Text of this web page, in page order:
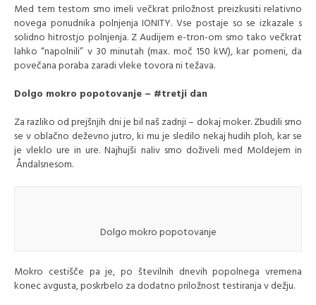
Med tem testom smo imeli večkrat priložnost preizkusiti relativno
novega ponudnika polnjenja IONITY. Vse postaje so se izkazale s
solidno hitrostjo polnjenja. Z Audijem e-tron-om smo tako večkrat
lahko “napolnili” v 30 minutah (max. moč 150 kW), kar pomeni, da
povečana poraba zaradi vleke tovora ni težava.
Dolgo mokro popotovanje – #tretji dan
Za razliko od prejšnjih dni je bil naš zadnji – dokaj moker. Zbudili smo
se v oblačno deževno jutro, ki mu je sledilo nekaj hudih ploh, kar se
je vleklo ure in ure. Najhujši naliv smo doživeli med Moldejem in
Åndalsnesom.
Dolgo mokro popotovanje
Mokro cestišče pa je, po številnih dnevih popolnega vremena
konec avgusta, poskrbelo za dodatno priložnost testiranja v dežju.